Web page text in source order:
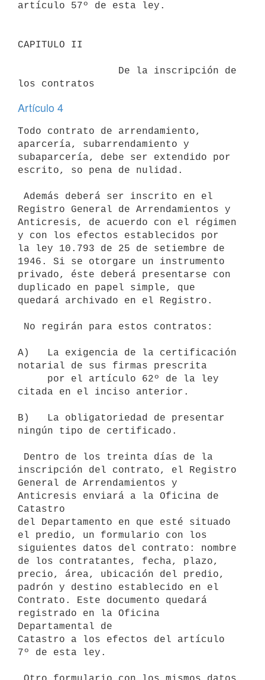
artículo 57º de esta ley.
CAPITULO II
Artículo 4
Todo contrato de arrendamiento,
aparcería, subarrendamiento y
subaparcería, debe ser extendido por
escrito, so pena de nulidad.
Registro General de Arrendamientos y
Anticresis, de acuerdo con el régimen
y con los efectos establecidos por
la ley 10.793 de 25 de setiembre de
1946. Si se otorgare un instrumento
privado, éste deberá presentarse con
duplicado en papel simple, que
quedará archivado en el Registro.
A)   La exigencia de la certificación
notarial de sus firmas prescrita
citada en el inciso anterior.
B)   La obligatoriedad de presentar
ningún tipo de certificado.
inscripción del contrato, el Registro
General de Arrendamientos y
Anticresis enviará a la Oficina de
Catastro
del Departamento en que esté situado
el predio, un formulario con los
siguientes datos del contrato: nombre
de los contratantes, fecha, plazo,
precio, área, ubicación del predio,
padrón y destino establecido en el
Contrato. Este documento quedará
registrado en la Oficina
Departamental de
Catastro a los efectos del artículo
7º de esta ley.